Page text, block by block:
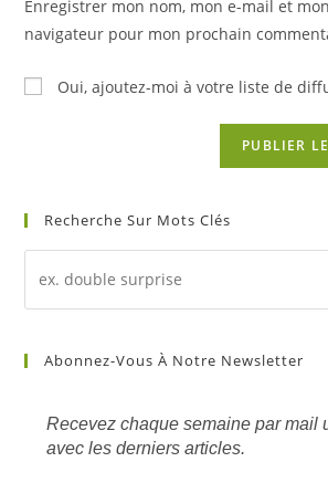
(facultatif)
Enregistrer mon nom, mon e-mail et
navigateur pour mon prochain
Oui, ajoutez-moi à votre liste de
Recherche Sur Mots Clés
d'un
mots
Abonnez-Vous À Notre Newsletter
Recevez chaque semaine par mail
avec les derniers articles.